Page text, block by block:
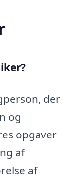
der
og
opgaver
af
af